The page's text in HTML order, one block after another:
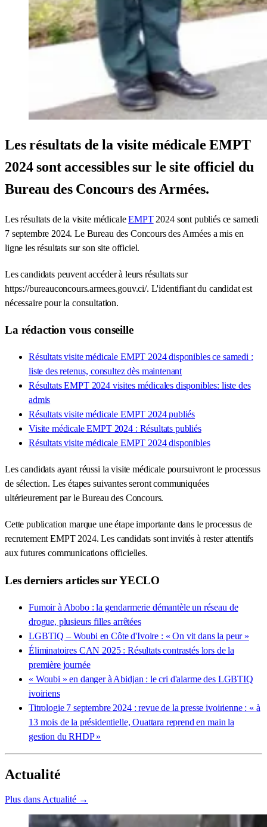
Les résultats de la visite médicale EMPT
2024 sont accessibles sur le site officiel du
Bureau des Concours des Armées.
Les résultats de la visite médicaleEMPT2024 sont publiés ce samedi
7 septembre 2024. Le Bureau des Concours des Armées a mis en
ligne les résultats sur son site officiel.
Les candidats peuvent accéder à leurs résultats sur
https://bureauconcours.armees.gouv.ci/. L'identifiant du candidat est
nécessaire pour la consultation.
La rédaction vous conseille
Résultats visite médicale EMPT 2024 disponibles ce samedi :
liste des retenus, consultez dès maintenant
Résultats EMPT 2024 visites médicales disponibles: liste des
admis
Résultats visite médicale EMPT 2024 publiés
Visite médicale EMPT 2024 : Résultats publiés
Résultats visite médicale EMPT 2024 disponibles
Les candidats ayant réussi la visite médicale poursuivront le processus
de sélection. Les étapes suivantes seront communiquées
ultérieurement par le Bureau des Concours.
Cette publication marque une étape importante dans le processus de
recrutement EMPT 2024. Les candidats sont invités à rester attentifs
aux futures communications officielles.
Les derniers articles sur YECLO
Fumoir à Abobo : la gendarmerie démantèle un réseau de
drogue, plusieurs filles arrêtées
LGBTIQ – Woubi en Côte d'Ivoire : « On vit dans la peur »
Éliminatoires CAN 2025 : Résultats contrastés lors de la
première journée
« Woubi » en danger à Abidjan : le cri d'alarme des LGBTIQ
ivoiriens
Titrologie 7 septembre 2024 : revue de la presse ivoirienne : « à
13 mois de la présidentielle, Ouattara reprend en main la
gestion du RHDP »
Actualité
Plus dans Actualité →